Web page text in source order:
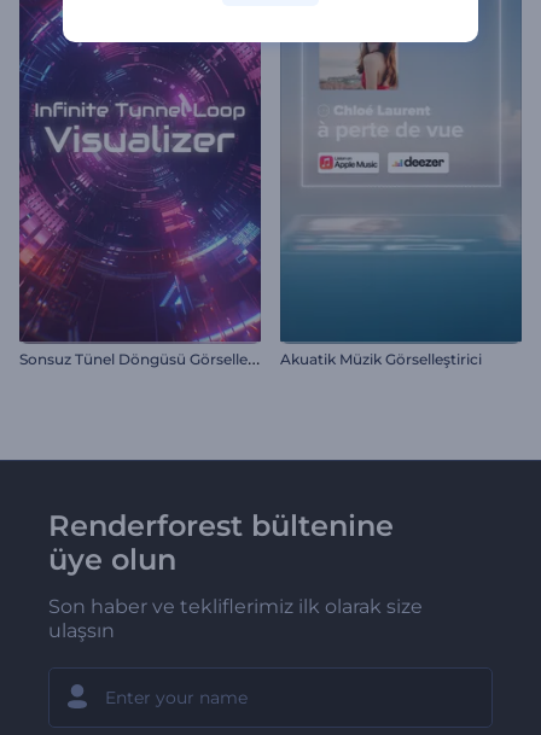
S
onsuz Tünel Döngüsü Görselleştirici Akuatik Müzik Görselleştirici
Renderforest bültenine
üye olun
Son haber ve tekliflerimiz ilk olarak size
ulaşsın